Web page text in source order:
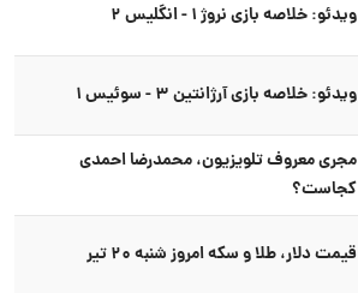
ویدئو: خلاصه بازی نروژ ۱ - انگلیس ۲
ویدئو: خلاصه بازی آرژانتین ۳ - سوئیس ۱
مجری معروف تلویزیون، محمدرضا احمدی
کجاست؟
قیمت دلار، طلا و سکه امروز شنبه ۲۰ تیر